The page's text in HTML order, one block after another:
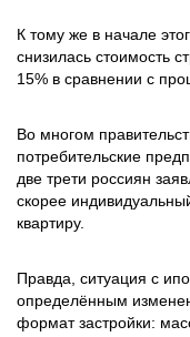
К тому же в начале
снизилась стоимость
15% в сравнении с
Во многом
потребительские
две трети россиян
скорее
квартиру.
Правда, ситуация с
определённым
формат застройки: